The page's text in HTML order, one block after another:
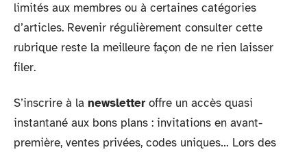
limités aux membres ou à certaines catégories
d’articles. Revenir régulièrement consulter cette
rubrique reste la meilleure façon de ne rien laisser
filer.
S’inscrire à la newsletter offre un accès quasi
instantané aux bons plans : invitations en avant-
première, ventes privées, codes uniques… Lors des